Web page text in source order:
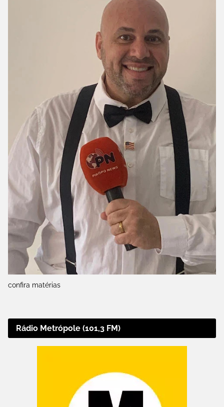
confira matérias
Rádio Metrópole (101,3 FM)